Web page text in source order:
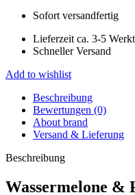
Sofort versandfertig
Lieferzeit ca. 3-5
Schneller Versand
Add to wishlist
Beschreibung
Bewertungen (0)
About brand
Versand & Lieferung
Beschreibung
Wassermelone &